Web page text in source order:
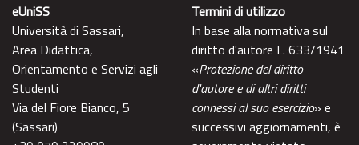
eUniSS
Università di Sassari,
Area Didattica,
Orientamento e Servizi agli
Studenti
Via del Fiore Bianco, 5
(Sassari)
Termini di utilizzo
In base alla normativa sul
diritto d'autore L. 633/1941
«Protezione del diritto
d'autore e di altri diritti
connessi al suo esercizio» e
successivi aggiornamenti, è